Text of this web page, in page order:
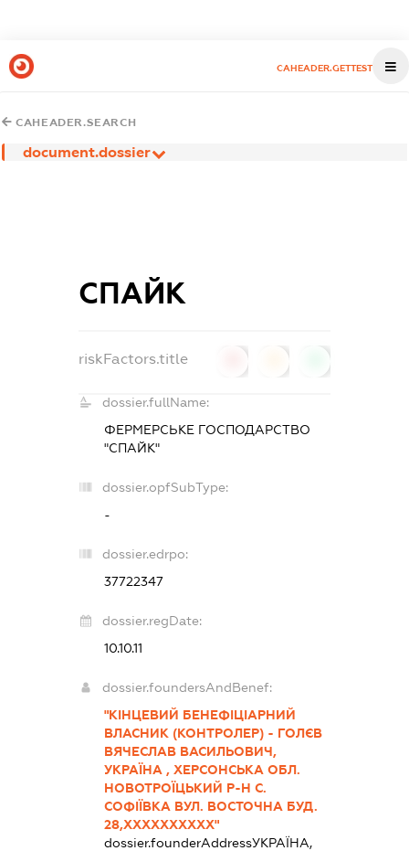
CAHEADER.GETTEST
CAHEADER.SEARCH
document.dossier
СПАЙК
riskFactors.title
dossier.fullName:
ФЕРМЕРСЬКЕ ГОСПОДАРСТВО
"СПАЙК"
dossier.opfSubType:
-
dossier.edrpo:
37722347
dossier.regDate:
10.10.11
dossier.foundersAndBenef:
"КІНЦЕВИЙ БЕНЕФІЦІАРНИЙ
ВЛАСНИК (КОНТРОЛЕР) - ГОЛЄВ
ВЯЧЕСЛАВ ВАСИЛЬОВИЧ,
УКРАЇНА , ХЕРСОНСЬКА ОБЛ.
НОВОТРОЇЦЬКИЙ Р-Н С.
СОФІЇВКА ВУЛ. ВОСТОЧНА БУД.
28,ХХХХХХХХХХ"
dossier.founderAddressУКРАЇНА,